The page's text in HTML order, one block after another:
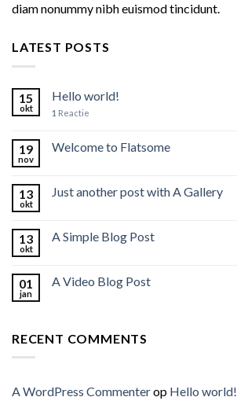
diam nonummy nibh euismod tincidunt.
LATEST POSTS
15
okt
Hello world!
1 Reactie
19
nov
Welcome to Flatsome
13
okt
Just another post with A Gallery
13
okt
A Simple Blog Post
01
jan
A Video Blog Post
RECENT COMMENTS
A WordPress Commenterop Hello world!